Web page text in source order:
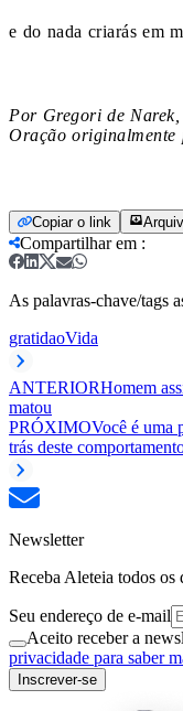
e do nada criarás em
Por Gregori de
Oração originalmente
Copiar o link
Compartilhar em :
As palavras-chave/tags
gratidaoVida
ANTERIORHomem
matou
PRÓXIMOVocê é uma
trás deste
Newsletter
Receba Aleteia todos os
Seu endereço de e-mail
Aceito receber a
privacidade para saber
Inscrever-se